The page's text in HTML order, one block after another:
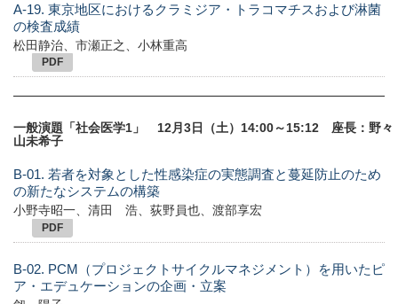
A-19. 東京地区におけるクラミジア・トラコマチスおよび淋菌
の検査成績
松田静治、市瀬正之、小林重高
PDF
一般演題「社会医学1」 12月3日（土）14:00～15:12 座長：野々
山未希子
B-01. 若者を対象とした性感染症の実態調査と蔓延防止のため
の新たなシステムの構築
小野寺昭一、清田 浩、荻野員也、渡部享宏
PDF
B-02. PCM（プロジェクトサイクルマネジメント）を用いたピ
ア・エデュケーションの企画・立案